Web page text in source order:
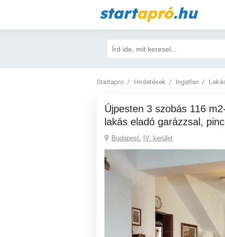
startapró.hu
Startapro Hirdetések Ingatlan
Újpesten 3 szobás 116 m2-es földszinti
lakás eladó garázzsal,
Budapest, IV. kerület